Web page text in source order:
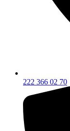
222 366 02 70